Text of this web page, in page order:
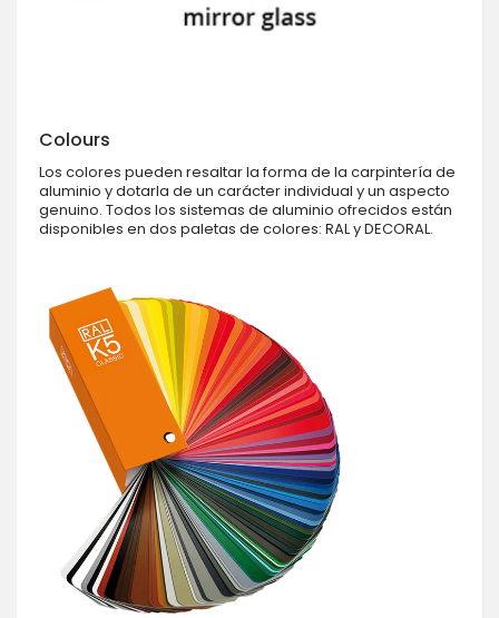
Colours
Los colores pueden resaltar la forma de la carpintería de
aluminio y dotarla de un carácter individual y un aspecto
genuino. Todos los sistemas de aluminio ofrecidos están
disponibles en dos paletas de colores: RAL y DECORAL.